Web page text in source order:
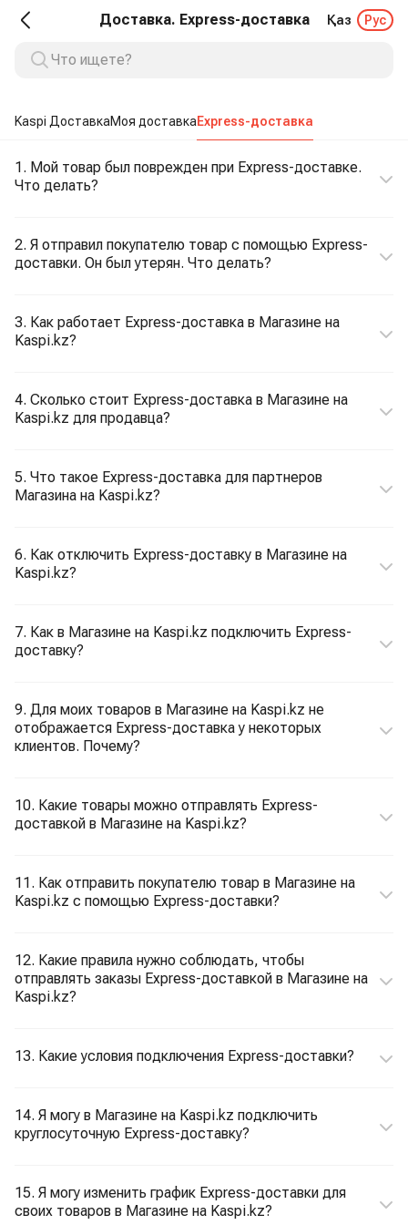
Доставка. Express-доставка Қаз Рус
Kaspi ДоставкаМоя доставкаExpress-доставка
1. Мой товар был поврежден при Express-доставке.
Что делать?
2. Я отправил покупателю товар с помощью Express-
доставки. Он был утерян. Что делать?
3. Как работает Express-доставка в Магазине на
Kaspi.kz?
4. Сколько стоит Express-доставка в Магазине на
Kaspi.kz для продавца?
5. Что такое Express-доставка для партнеров
Магазина на Kaspi.kz?
6. Как отключить Express-доставку в Магазине на
Kaspi.kz?
7. Как в Магазине на Kaspi.kz подключить Express-
доставку?
9. Для моих товаров в Магазине на Kaspi.kz не
отображается Express-доставка у некоторых
клиентов. Почему?
10. Какие товары можно отправлять Express-
доставкой в Магазине на Kaspi.kz?
11. Как отправить покупателю товар в Магазине на
Kaspi.kz с помощью Express-доставки?
12. Какие правила нужно соблюдать, чтобы
отправлять заказы Express-доставкой в Магазине на
Kaspi.kz?
13. Какие условия подключения Express-доставки?
14. Я могу в Магазине на Kaspi.kz подключить
круглосуточную Express-доставку?
15. Я могу изменить график Express-доставки для
своих товаров в Магазине на Kaspi.kz?